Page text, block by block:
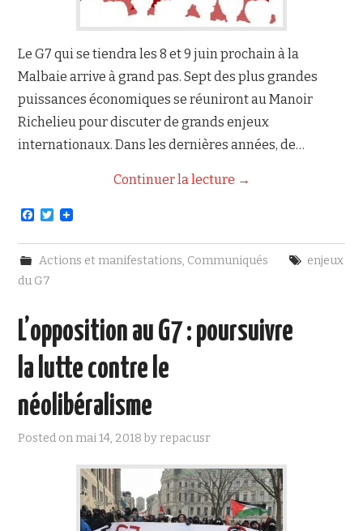
Le G7 qui se tiendra les 8 et 9 juin prochain à la
Malbaie arrive à grand pas. Sept des plus grandes
puissances économiques se réuniront au Manoir
Richelieu pour discuter de grands enjeux
internationaux. Dans les dernières années, de…
Continuer la lecture →
F
c
b
o
T
i
t
t
Actions et manifestations, Communiqués
enjeux
du G7
L’opposition au G7 : poursuivre
la lutte contre le
néolibéralisme
Posted onmai 14, 2018 byrepacusr